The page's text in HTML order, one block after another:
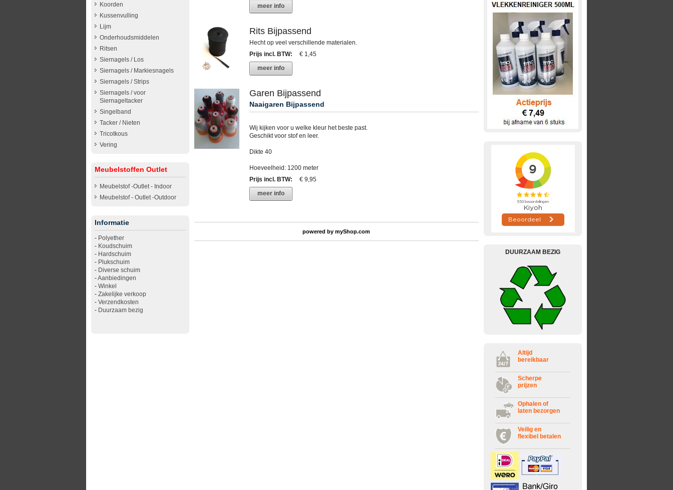
Koorden
Kussenvulling
Lijm
Onderhoudsmiddelen
Ritsen
Siernagels / Los
Siernagels / Markiesnagels
Siernagels / Strips
Siernagels / voor
Siernageltacker
Singelband
Tacker / Nieten
Tricotkous
Vering
Meubelstoffen Outlet
Meubelstof -Outlet - Indoor
Meubelstof - Outlet -Outdoor
Informatie
- Polyether
- Koudschuim
- Hardschuim
- Plukschuim
- Diverse schuim
-Aanbiedingen
- Winkel
- Zakelijke verkoop
- Verzendkosten
- Duurzaam bezig
meer info
Rits Bijpassend
Hecht op veel verschillende materialen.
Prijs incl. BTW:
€ 1,45
meer info
Garen Bijpassend
Naaigaren Bijpassend
Wij kijken voor u welke kleur het beste past.
Geschikt voor stof en leer.
Dikte 40
Hoeveelheid: 1200 meter
Prijs incl. BTW:
€ 9,95
meer info
powered bymyShop.com
DUURZAAM BEZIG
Altijd
bereikbaar
Scherpe
prijzen
Ophalen of
laten bezorgen
Veilig en
flexibel betalen